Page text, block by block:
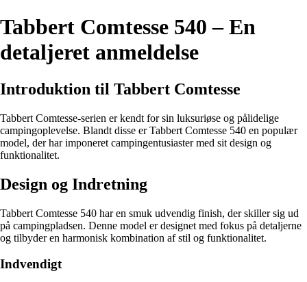
Tabbert Comtesse 540 – En
detaljeret anmeldelse
Introduktion til Tabbert Comtesse
Tabbert Comtesse-serien er kendt for sin luksuriøse og pålidelige
campingoplevelse. Blandt disse er Tabbert Comtesse 540 en populær
model, der har imponeret campingentusiaster med sit design og
funktionalitet.
Design og Indretning
Tabbert Comtesse 540 har en smuk udvendig finish, der skiller sig ud
på campingpladsen. Denne model er designet med fokus på detaljerne
og tilbyder en harmonisk kombination af stil og funktionalitet.
Indvendigt